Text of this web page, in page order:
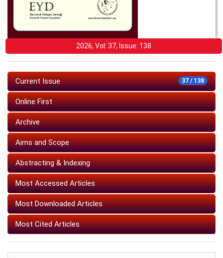
2026, Vol: 37, Issue: 138
37 / 138
Current Issue
Online First
Archive
Aims and Scope
Abstracting & Indexing
Most Accessed Articles
Most Downloaded Articles
Most Cited Articles